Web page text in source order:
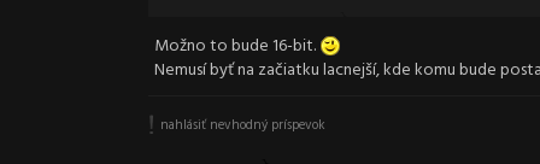
Možno to bude 16-bit.
Nemusí byť na začiatku lacnejší, kde komu bude
nahlásiť nevhodný príspevok